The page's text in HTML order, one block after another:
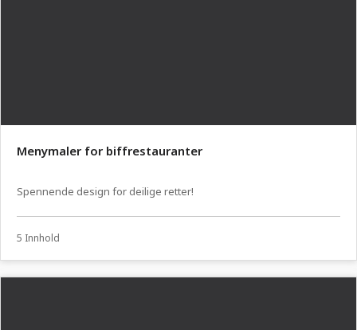
Menymaler for biffrestauranter
Spennende design for deilige retter!
5 Innhold